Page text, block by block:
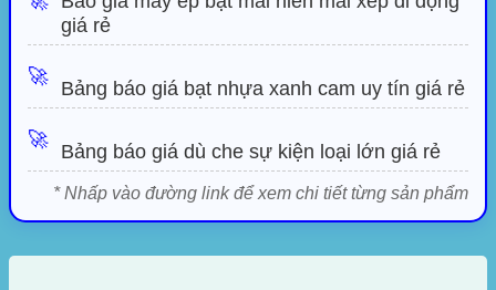
giá rẻ
🚀
Bảng báo giá bạt nhựa xanh cam uy tín giá rẻ
🚀
Bảng báo giá dù che sự kiện loại lớn giá rẻ
* Nhấp vào đường link để xem chi tiết từng sản phẩm